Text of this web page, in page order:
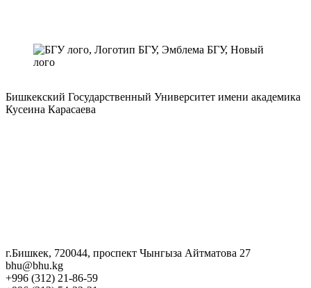
Бишкекский Государственный Университет имени академика
Кусеина Карасаева
г.Бишкек, 720044, проспект Чынгыза Айтматова 27
bhu@bhu.kg
+996 (312) 21-86-59